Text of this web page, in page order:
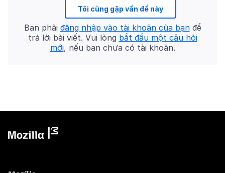
Tôi cũng gặp vấn đề này
Bạn phải đăng nhập vào tài khoản của bạnđể
trả lời bài viết. Vui lòng bắt đầu một câu hỏi
mới, nếu bạn chưa có tài khoản.